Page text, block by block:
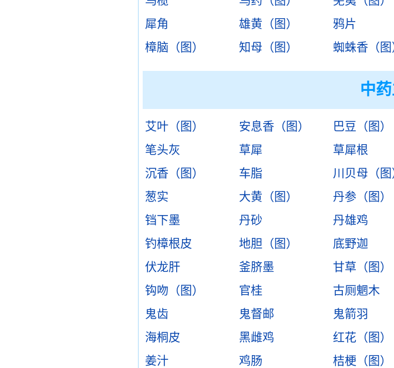
犀角
雄黄（图） 鸦片
樟脑（图）
知母（图） 蜘蛛香（图
中药
艾叶（图） 安息香（图） 巴豆（图）
笔头灰
草犀 草犀根
沉香（图）
车脂 川贝母（图
葱实
大黄（图） 丹参（图）
铛下墨
丹砂 丹雄鸡
钓樟根皮
地胆（图） 底野迦
伏龙肝
釜脐墨 甘草（图）
钩吻（图）
官桂 古厕魍木
鬼齿
鬼督邮 鬼箭羽
海桐皮
黑雌鸡 红花（图）
姜汁
鸡肠 桔梗（图）